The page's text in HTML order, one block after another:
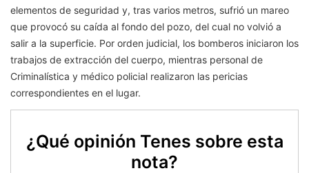
elementos de seguridad y, tras varios metros, sufrió un mareo
que provocó su caída al fondo del pozo, del cual no volvió a
salir a la superficie. Por orden judicial, los bomberos iniciaron los
trabajos de extracción del cuerpo, mientras personal de
Criminalística y médico policial realizaron las pericias
correspondientes en el lugar.
¿Qué opinión Tenes sobre esta
nota?